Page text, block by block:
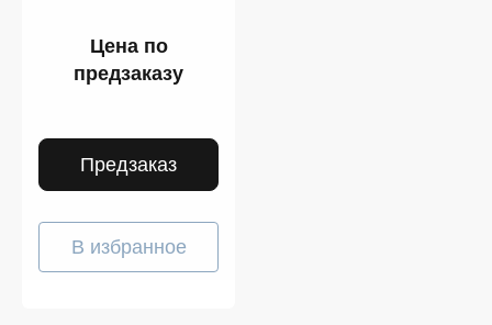
Цена по
предзаказу
Предзаказ
В избранное